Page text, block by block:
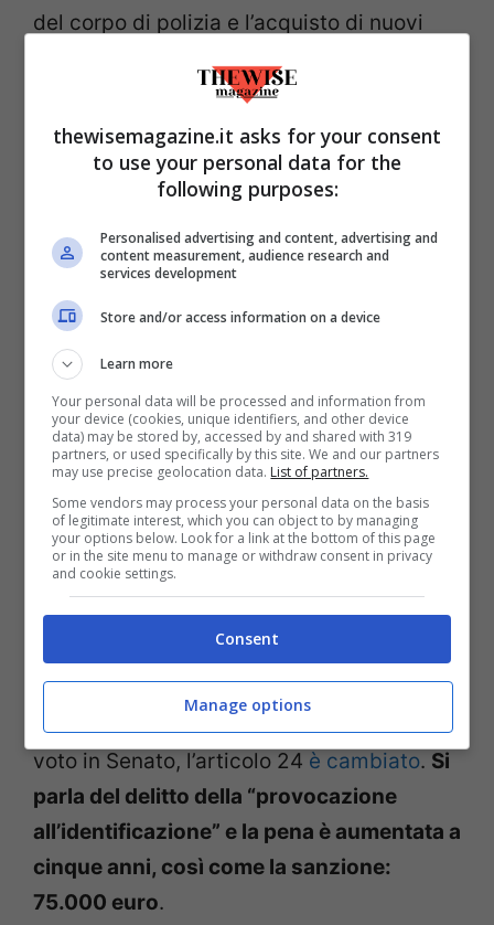
del corpo di polizia e l’acquisto di nuovi
indica di voler condizionare anche la
diffusione di immagini delle forze
dell’ordine, una richiesta già avanzata a
più riprese dai sindacati di polizia
Dopo nemmeno un mese, la proposizione
di legge sulla sicurezza globale approda
in senato
modificare la legge del 29 luglio 1881 sulla
libertà di stampa, specifica: «È punito con
un anno di reclusione e una sanzione di
45.000 euro il fatto di diffondere […], con
l’obiettivo di compromettere la sua
integrità fisica e psicologica, l’immagine
del viso o qualsiasi altro elemento
d’identificazione di un funzionario di
polizia o di un militare, quando ciò avviene
mentre è in corso un’operazione di polizia».
Nell’ultima redazione, quella approdata al
voto in Senato, l’articolo 24 è cambiato. Si
parla del delitto della “provocazione
all’identificazione” e la pena è aumentata a
cinque anni, così come la sanzione:
75.000 euro.
thewisemagazine.it asks for your consent
to use your personal data for the
following purposes:
Personalised advertising and content, advertising and
content measurement, audience research and
services development
Store and/or access information on a device
Learn more
Your personal data will be processed and information from
your device (cookies, unique identifiers, and other device
data) may be stored by, accessed by and shared with 319
partners, or used specifically by this site. We and our partners
may use precise geolocation data. List of partners.
Some vendors may process your personal data on the basis
of legitimate interest, which you can object to by managing
your options below. Look for a link at the bottom of this page
or in the site menu to manage or withdraw consent in privacy
and cookie settings.
Consent
Manage options